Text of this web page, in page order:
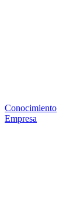
Conocimiento
Empresa